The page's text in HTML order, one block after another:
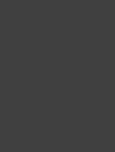
1516 Ghiaccio 20
1510 Bianco Latte
604 Light Blue 20
600 Cuoio 20 ml
603 Black 20 ml